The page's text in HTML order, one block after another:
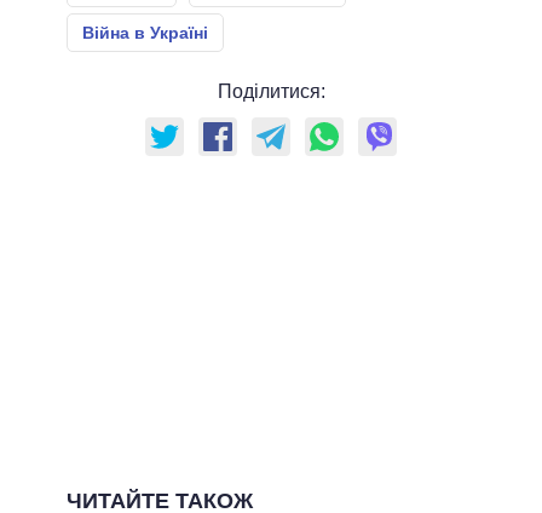
Війна в Україні
Поділитися:
ЧИТАЙТЕ ТАКОЖ